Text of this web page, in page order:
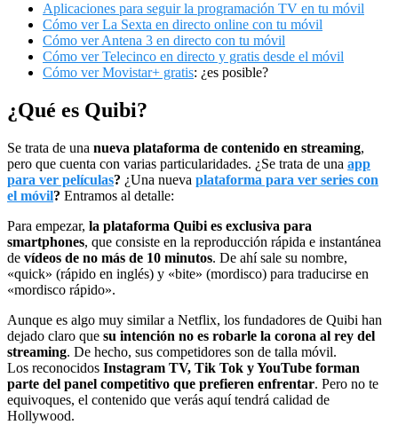
Aplicaciones para seguir la programación TV en tu móvil
Cómo ver La Sexta en directo online con tu móvil
Cómo ver Antena 3 en directo con tu móvil
Cómo ver Telecinco en directo y gratis desde el móvil
Cómo ver Movistar+ gratis: ¿es posible?
¿Qué es Quibi?
Se trata de una nueva plataforma de contenido en streaming,
pero que cuenta con varias particularidades. ¿Se trata de una app
para ver películas? ¿Una nueva plataforma para ver series con
el móvil? Entramos al detalle:
Para empezar, la plataforma Quibi es exclusiva para
smartphones, que consiste en la reproducción rápida e instantánea
de vídeos de no más de 10 minutos. De ahí sale su nombre,
«quick» (rápido en inglés) y «bite» (mordisco) para traducirse en
«mordisco rápido».
Aunque es algo muy similar a Netflix, los fundadores de Quibi han
dejado claro que su intención no es robarle la corona al rey del
streaming. De hecho, sus competidores son de talla móvil.
Los reconocidos Instagram TV, Tik Tok y YouTube forman
parte del panel competitivo que prefieren enfrentar. Pero no te
equivoques, el contenido que verás aquí tendrá calidad de
Hollywood.